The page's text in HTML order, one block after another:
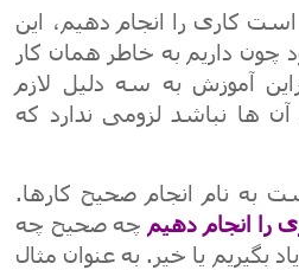
است کاری را انجام دهیم، این
چون داریم به خاطر همان کار
آموزش به سه دلیل لازم
ها نباشد لزومی ندارد که
به نام انجام صحیح کارها.
را انجام دهیم چه صحیح چه
بگیریم یا خیر. به عنوان مثال